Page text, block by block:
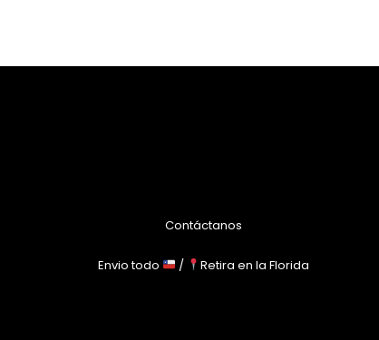
Contáctanos
Envio todo / Retira en la Florida